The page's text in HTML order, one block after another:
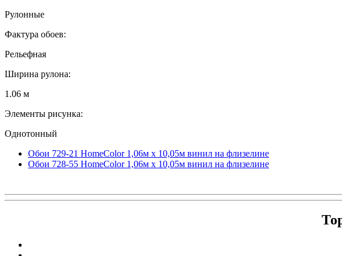
Рулонные
Фактура обоев:
Рельефная
Ширина рулона:
1.06 м
Элементы рисунка:
Однотонный
Обои 729-21 HomeColor 1,06м х 10,05м винил на флизелине
Обои 728-55 HomeColor 1,06м х 10,05м винил на флизелине